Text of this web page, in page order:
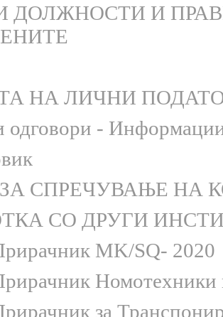
ДОЛЖНОСТИ И
НА ЛИЧНИ
одговори - Информации
СПРЕЧУВАЊЕ НА
СО ДРУГИ
MK/SQ- 2020
Номотехники
за